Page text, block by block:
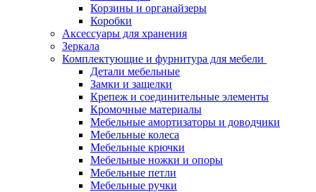
Корзины и органайзеры
Коробки
Аксессуары для хранения
Зеркала
Комплектующие и фурнитура для мебели
Детали мебельные
Замки и защелки
Крепеж и соединительные элементы
Кромочные материалы
Мебельные амортизаторы и доводчики
Мебельные колеса
Мебельные крючки
Мебельные ножки и опоры
Мебельные петли
Мебельные ручки